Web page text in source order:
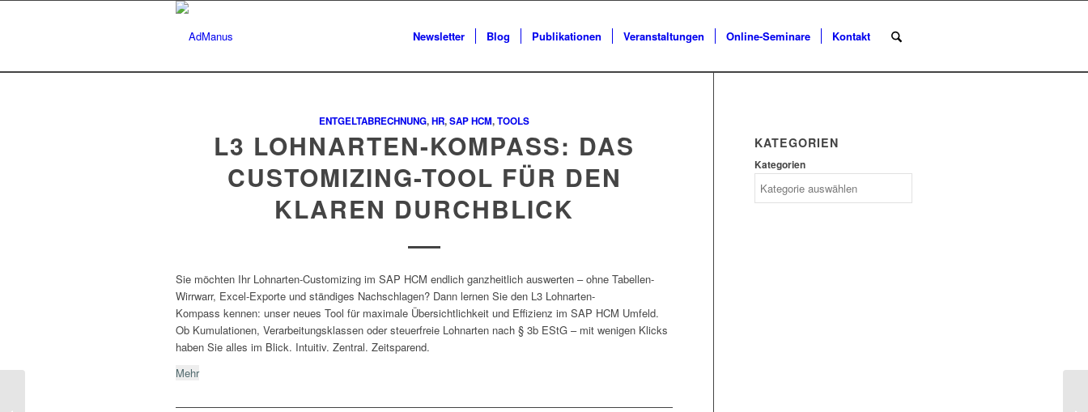
Newsletter Blog Publikationen Veranstaltungen Online-Seminare Kontakt
ENTGELTABRECHNUNG,HR,SAP HCM,TOOLS
L3 LOHNARTEN-KOMPASS: DAS
CUSTOMIZING-TOOL FÜR DEN
KLAREN DURCHBLICK
Sie möchten Ihr Lohnarten-Customizing im SAP HCM endlich ganzheitlich auswerten – ohne Tabellen-
Wirrwarr, Excel-Exporte und ständiges Nachschlagen? Dann lernen Sie den L3 Lohnarten-
Kompass kennen: unser neues Tool für maximale Übersichtlichkeit und Effizienz im SAP HCM Umfeld.
Ob Kumulationen, Verarbeitungsklassen oder steuerfreie Lohnarten nach § 3b EStG – mit wenigen Klicks
haben Sie alles im Blick. Intuitiv. Zentral. Zeitsparend.
Mehr
KATEGORIEN
Kategorien